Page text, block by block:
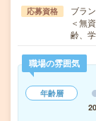
応募資格
ブラ
＜無
齢、
職場の雰囲気
年齢層